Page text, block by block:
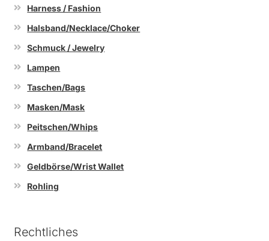
Harness / Fashion
Halsband/Necklace/Choker
Schmuck / Jewelry
Lampen
Taschen/Bags
Masken/Mask
Peitschen/Whips
Armband/Bracelet
Geldbörse/Wrist Wallet
Rohling
Rechtliches